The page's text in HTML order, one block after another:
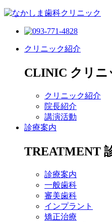
クリニック紹介
CLINIC クリニ
クリニック紹介
院長紹介
講演活動
診療案内
TREATMENT
診療案内
一般歯科
審美歯科
インプラント
矯正治療